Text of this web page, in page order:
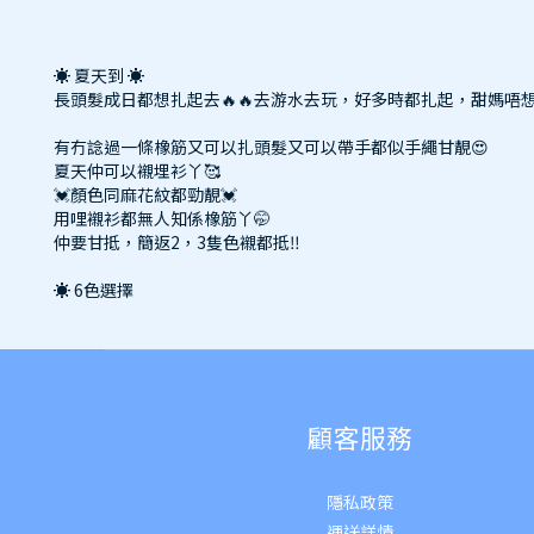
☀️ 夏天到 ☀️
長頭髮成日都想扎起去🔥🔥去游水去玩，好多時都扎起，甜媽唔
有冇諗過一條橡筋又可以扎頭髮又可以帶手都似手繩甘靚😍
夏天仲可以襯埋衫丫🥰
💓顏色同麻花紋都勁靚💓
用哩襯衫都無人知係橡筋丫🤭
仲要甘抵，簡返2，3隻色襯都抵‼️
☀️ 6色選擇
顧客服務
隱私政策